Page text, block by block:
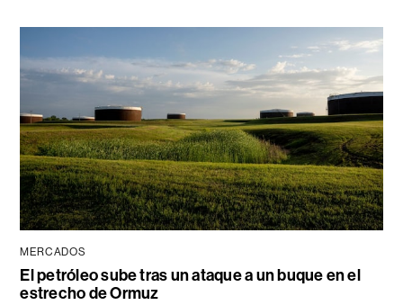
MERCADOS
El petróleo sube tras un ataque a un buque en el
estrecho de Ormuz